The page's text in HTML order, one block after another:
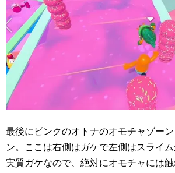
最後にピンクのオトナのオモチャゾー
ン。ここは右側はガケで左側はスライ
実質ガケなので、絶対にオモチャには